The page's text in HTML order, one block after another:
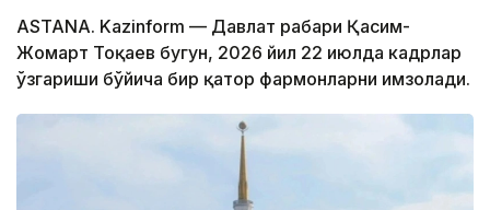
ASTANA. Kazinform — Давлат раҳбари Қасим-
Жомарт Тоқаев бугун, 2026 йил 22 июлда кадрлар
ўзгариши бўйича бир қатор фармонларни имзолади.